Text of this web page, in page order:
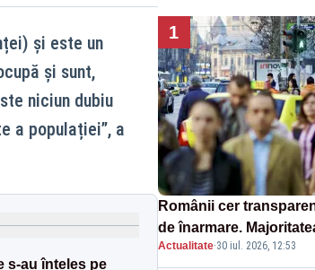
și este un
și sunt,
niciun dubiu
a populației”, a
s-au înțeles pe
1
Românii cer
de înarmare.
competiție reală și
Actualitate·30 iul. 2026, 12:53